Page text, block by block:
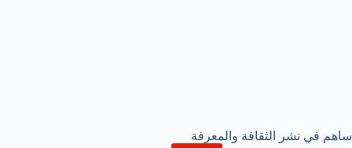
ساهم في نشر الثقافة والمعرفة